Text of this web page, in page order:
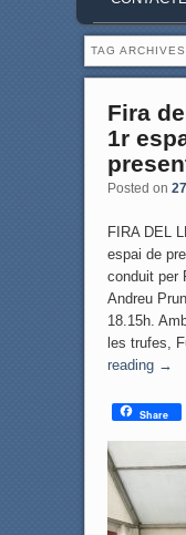
TAG
Fira
1r
Posted on
FIRA DEL
espai de
conduit per
Andreu
18.15h.
les trufes,
reading →
Share